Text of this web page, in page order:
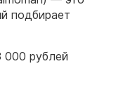
подбирает
000 рублей